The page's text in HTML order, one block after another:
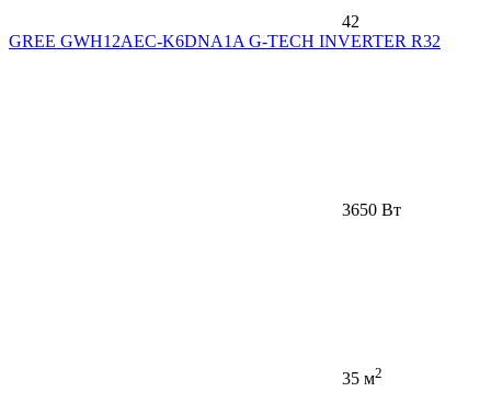
42
GREE GWH12AEC-K6DNA1A G-TECH INVERTER R32
3650 Вт
35 м2